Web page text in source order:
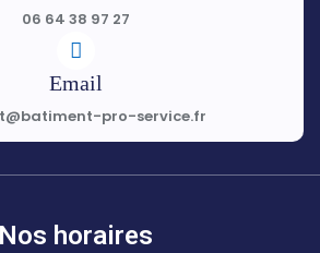
06 64 38 97 27
Email
pro-service.fr
Nos horaires